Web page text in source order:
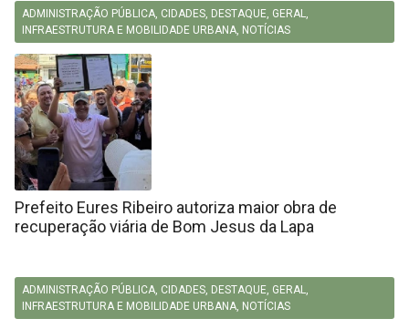
ADMINISTRAÇÃO PÚBLICA, CIDADES, DESTAQUE, GERAL,
INFRAESTRUTURA E MOBILIDADE URBANA, NOTÍCIAS
Prefeito Eures Ribeiro autoriza maior obra de
recuperação viária de Bom Jesus da Lapa
ADMINISTRAÇÃO PÚBLICA, CIDADES, DESTAQUE, GERAL,
INFRAESTRUTURA E MOBILIDADE URBANA, NOTÍCIAS